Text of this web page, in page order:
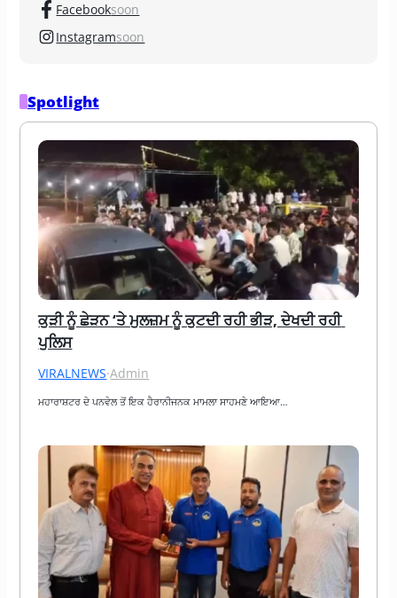
Facebooksoon
Instagramsoon
Spotlight
ਕੁੜੀ ਨੂੰ ਛੇੜਨ ‘ਤੇ ਮੁਲਜ਼ਮ ਨੂੰ ਕੁਟਦੀ ਰਹੀ ਭੀੜ, ਦੇਖਦੀ ਰਹੀ
ਪੁਲਿਸ
VIRALNEWS·Admin
ਮਹਾਰਾਸ਼ਟਰ ਦੇ ਪਨਵੇਲ ਤੋਂ ਇਕ ਹੈਰਾਨੀਜਨਕ ਮਾਮਲਾ ਸਾਹਮਣੇ ਆਇਆ…